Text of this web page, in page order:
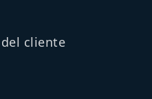
cliente